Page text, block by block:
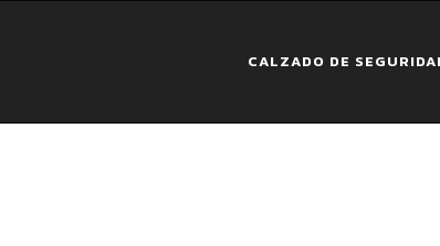
CALZADO DE